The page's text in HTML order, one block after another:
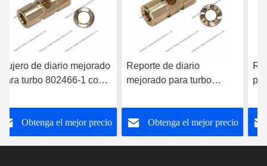
Reporte de diario
mejorado para turbo
aceite
Obtenga el mejor precio
Rujero de diario mejorado
para turbo 794743-5 con
Obtenga el mejor precio